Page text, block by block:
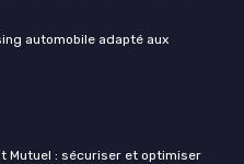
automobile adapté aux
Mutuel : sécuriser et optimiser